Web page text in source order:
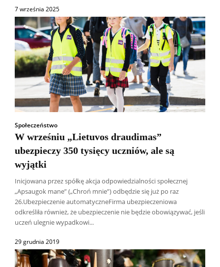
7 września 2025
Społeczeństwo
W wrześniu „Lietuvos draudimas”
ubezpieczy 350 tysięcy uczniów, ale są
wyjątki
Inicjowana przez spółkę akcja odpowiedzialności społecznej
„Apsaugok mane” („Chroń mnie”) odbędzie się już po raz
26.Ubezpieczenie automatyczneFirma ubezpieczeniowa
odkreśliła również, że ubezpieczenie nie będzie obowiązywać, jeśli
uczeń ulegnie wypadkowi...
29 grudnia 2019